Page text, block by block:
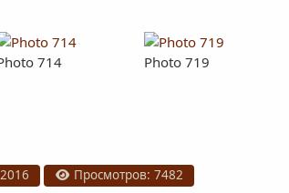
714 Photo 719
Просмотров: 7482